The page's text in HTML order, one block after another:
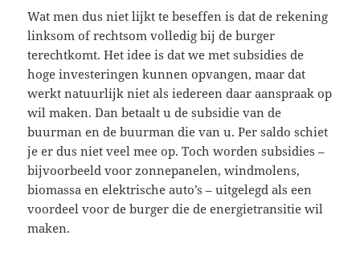
Wat men dus niet lijkt te beseffen is dat de rekening
linksom of rechtsom volledig bij de burger
terechtkomt. Het idee is dat we met subsidies de
hoge investeringen kunnen opvangen, maar dat
werkt natuurlijk niet als iedereen daar aanspraak op
wil maken. Dan betaalt u de subsidie van de
buurman en de buurman die van u. Per saldo schiet
je er dus niet veel mee op. Toch worden subsidies –
bijvoorbeeld voor zonnepanelen, windmolens,
biomassa en elektrische auto’s – uitgelegd als een
voordeel voor de burger die de energietransitie wil
maken.